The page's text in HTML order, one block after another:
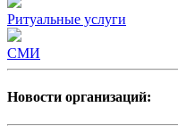
Ритуальные услуги
СМИ
Новости организаций: